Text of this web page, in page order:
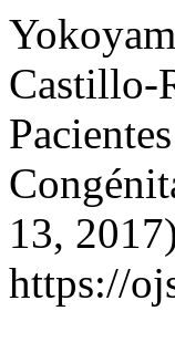
Castillo-
13,
https://